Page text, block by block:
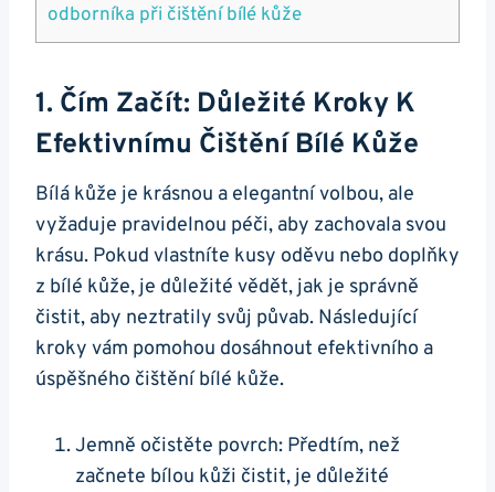
odborníka při čištění bílé kůže
1. Čím Začít: Důležité Kroky K
Efektivnímu Čištění Bílé ⁤kůže
Bílá kůže je krásnou a elegantní volbou, ale
vyžaduje pravidelnou péči, aby zachovala svou
krásu. Pokud vlastníte kusy oděvu nebo doplňky
​z bílé kůže, je důležité vědět, jak je správně
čistit, aby neztratily svůj půvab. Následující
kroky vám pomohou ‌dosáhnout efektivního a
úspěšného ‍čištění bílé kůže.
Jemně očistěte povrch: Předtím, než
začnete bílou kůži čistit, je důležité